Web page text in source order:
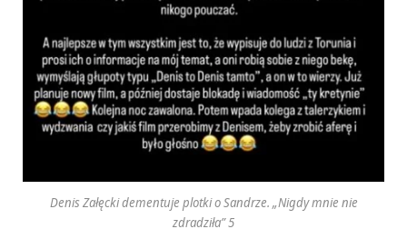
Denis Załęcki dementuje plotki o Sandrze. „Nigdy mnie nie
zdradziła” 5